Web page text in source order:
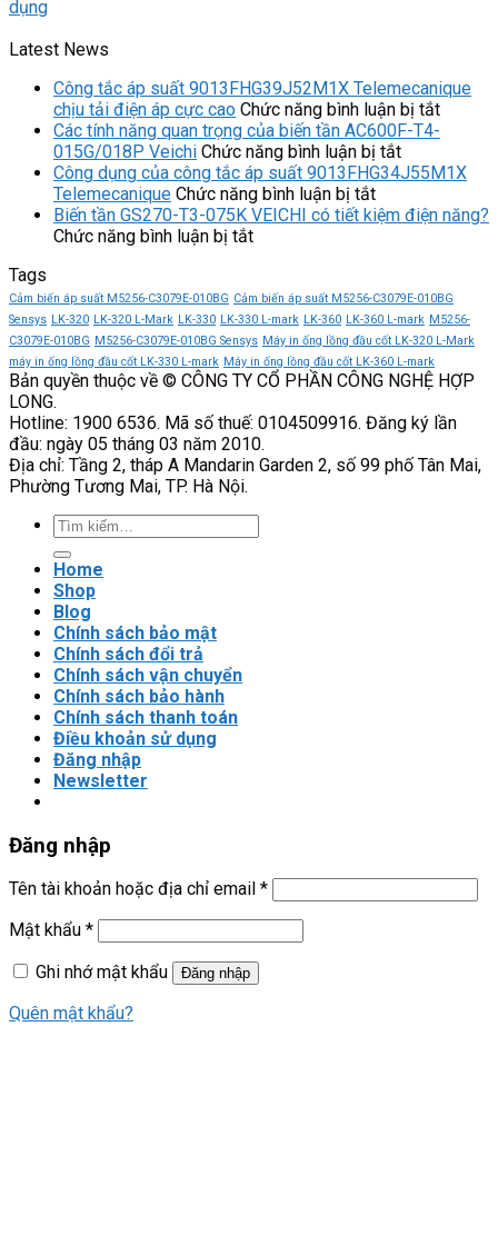
dụng
Latest News
Công tắc áp suất 9013FHG39J52M1X Telemecanique
chịu tải điện áp cực cao Chức năng bình luận bị tắtở
áp
điện
áp
cực
Các tính năng quan trọng của biến tần AC600F-T4-
015G/018P Veichi Chức năng bình luận bị tắtở
Các
năng
biến
tần
AC600F-
T4-
015G/018P
Công dụng của công tắc áp suất 9013FHG34J55M1X
Telemecanique Chức năng bình luận bị tắtở
Công
tắc
áp
suất
Telemecanique
Biến tần GS270-T3-075K VEICHI có tiết kiệm điện năng?
Chức năng bình luận bị tắtở
GS270-
T3-
075K
VEICHI
có
kiệm
điện
năng?
Tags
Cảm biến áp suất M5256-C3079E-010BG Cảm biến áp suất M5256-C3079E-010BG
Sensys LK-320 LK-320 L-Mark LK-330 LK-330 L-mark LK-360 LK-360 L-mark M5256-
C3079E-010BG M5256-C3079E-010BG Sensys Máy in ống lồng đầu cốt LK-320 L-Mark
máy in ống lồng đầu cốt LK-330 L-mark Máy in ống lồng đầu cốt LK-360 L-mark
Bản quyền thuộc về © CÔNG TY CỔ PHẦN CÔNG NGHỆ HỢP
LONG.
Hotline: 1900 6536. Mã số thuế: 0104509916. Đăng ký lần
đầu: ngày 05 tháng 03 năm 2010.
Địa chỉ: Tầng 2, tháp A Mandarin Garden 2, số 99 phố Tân Mai,
Phường Tương Mai, TP. Hà Nội.
Tìm
kiếm:
Home
Shop
Blog
Chính sách bảo mật
Chính sách đổi trả
Chính sách vận chuyển
Chính sách bảo hành
Chính sách thanh toán
Điều khoản sử dụng
Đăng nhập
Newsletter
Đăng nhập
Tên tài khoản hoặc địa chỉ email *
Mật khẩu *
Ghi nhớ mật khẩu
Đăng nhập
Quên mật khẩu?